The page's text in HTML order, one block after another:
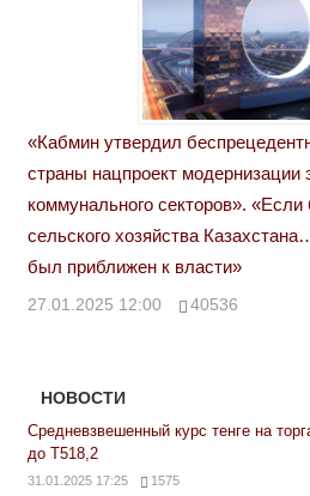
«Кабмин утвердил
страны нацпроект модернизации
коммунального секторов».
сельского хозяйства
был приближен к власти»
27.01.2025 12:00 40536
НОВОСТИ
Средневзвешенный курс тенге на
до Т518,2
31.01.2025 17:25 1575